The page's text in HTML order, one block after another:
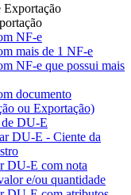
Exportação
NF-e
mais de 1 NF-e
NF-e que possui mais
documento
ou Exportação)
DU-E
DU-E - Ciente da
DU-E com nota
e/ou quantidade